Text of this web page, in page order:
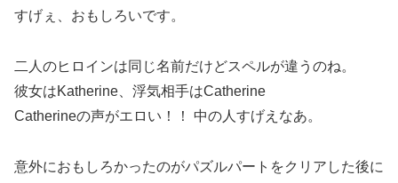
すげぇ、おもしろいです。
二人のヒロインは同じ名前だけどスペルが違うのね。
彼女はKatherine、浮気相手はCatherine
Catherineの声がエロい！！ 中の人すげえなあ。
意外におもしろかったのがパズルパートをクリアした後に